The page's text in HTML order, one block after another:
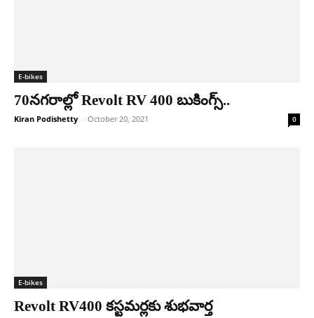
E-bikes
70న‌గ‌రాల్లో Revolt RV 400 బుకింగ్స్‌..
Kiran Podishetty - October 20, 2021 0
E-bikes
Revolt RV400 క‌స్ట‌మ‌ర్ల‌కు శుభవార్త‌